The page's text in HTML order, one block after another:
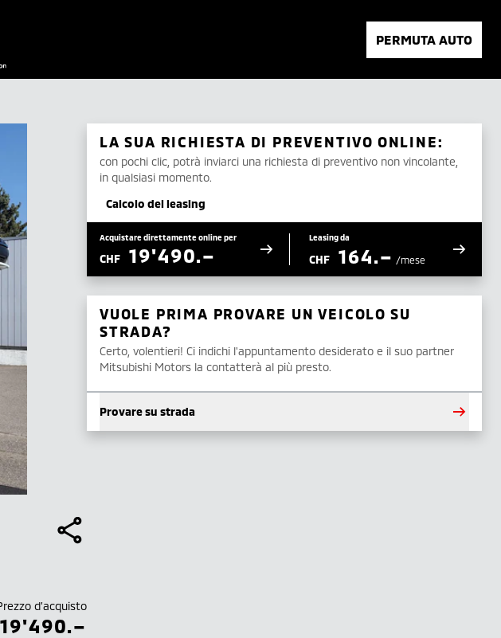
PERMUTA AUTO
d’acquisto
19'490.–
LA SUA RICHIESTA DI PREVENTIVO ONLINE:
con pochi clic, potrà inviarci una richiesta di preventivo non vincolante,
in qualsiasi momento.
Calcolo del leasing
Acquistare direttamente online per
CHF 19'490.–
Leasing da
CHF 164.– /mese
VUOLE PRIMA PROVARE UN VEICOLO SU
STRADA?
Certo, volentieri! Ci indichi l'appuntamento desiderato e il suo partner
Mitsubishi Motors la contatterà al più presto.
Provare su strada